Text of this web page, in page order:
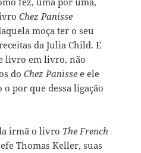
Chez Panisse
moça ter o seu
da Julia Child. E
livro em livro, não
doChez Panisse e ele
por que dessa ligação
irmã o livro The French
Thomas Keller, suas